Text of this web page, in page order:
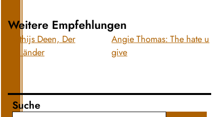
Weitere Empfehlungen
Mathijs Deen, Der
Holländer
Angie Thomas: The hate u
give
Suche